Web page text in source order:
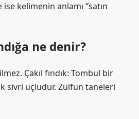
kelimenin anlamı “satın
ne denir?
Çakıl fındık: Tombul bir
sivri uçludur. Zülfün taneleri